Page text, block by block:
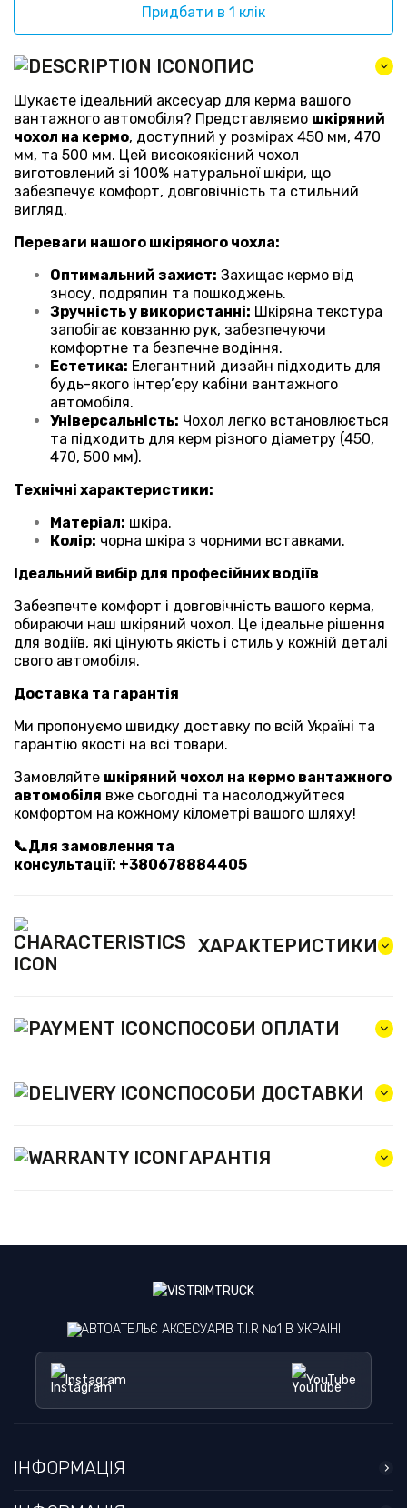
Придбати в 1 клік
ОПИС
Шукаєте ідеальний аксесуар для керма вашого
вантажного автомобіля? Представляємо шкіряний
чохол на кермо, доступний у розмірах 450 мм, 470
мм, та 500 мм. Цей високоякісний чохол
виготовлений зі 100% натуральної шкіри, що
забезпечує комфорт, довговічність та стильний
вигляд.
Переваги нашого шкіряного чохла:
Оптимальний захист: Захищає кермо від
зносу, подряпин та пошкоджень.
Зручність у використанні: Шкіряна текстура
запобігає ковзанню рук, забезпечуючи
комфортне та безпечне водіння.
Естетика: Елегантний дизайн підходить для
будь-якого інтер’єру кабіни вантажного
автомобіля.
Універсальність: Чохол легко встановлюється
та підходить для керм різного діаметру (450,
470, 500 мм).
Технічні характеристики:
Матеріал: шкіра.
Колір: чорна шкіра з чорними вставками.
Ідеальний вибір для професійних водіїв
Забезпечте комфорт і довговічність вашого керма,
обираючи наш шкіряний чохол. Це ідеальне рішення
для водіїв, які цінують якість і стиль у кожній деталі
свого автомобіля.
Доставка та гарантія
Ми пропонуємо швидку доставку по всій Україні та
гарантію якості на всі товари.
Замовляйте шкіряний чохол на кермо вантажного
автомобіля вже сьогодні та насолоджуйтеся
комфортом на кожному кілометрі вашого шляху!
📞Для замовлення та
консультації: +380678884405
ХАРАКТЕРИСТИКИ
СПОСОБИ ОПЛАТИ
СПОСОБИ ДОСТАВКИ
ГАРАНТІЯ
АВТОАТЕЛЬЄ АКСЕСУАРІВ T.I.R №1 В УКРАЇНІ
Instagram YouTube
ІНФОРМАЦІЯ